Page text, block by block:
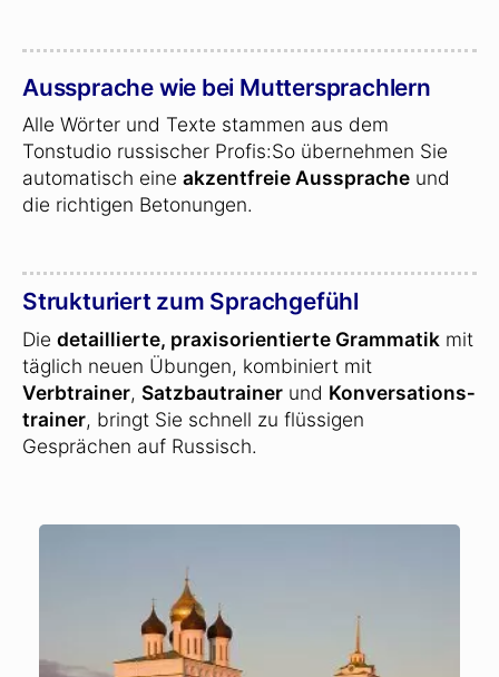
Aussprache wie bei Muttersprachlern
Alle Wörter und Texte stammen aus dem
Tonstudio russischer Profis:So übernehmen Sie
automatisch eine akzentfreie Aussprache und
die richtigen Betonungen.
Strukturiert zum Sprachgefühl
Die detaillierte, praxisorientierte Grammatik mit
täglich neuen Übungen, kombiniert mit
Verbtrainer, Satzbautrainer und Konversations­
trainer, bringt Sie schnell zu flüssigen
Gesprächen auf Russisch.